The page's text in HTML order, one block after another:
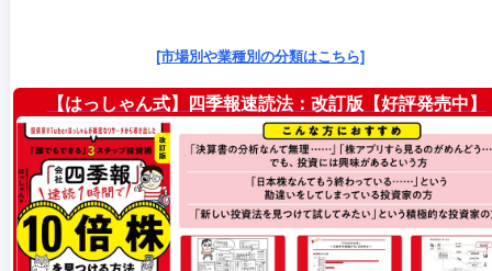
[市場別や業種別の分類はこちら]
【はっしゃん式】四季報速読法：改訂版【好評発売中】